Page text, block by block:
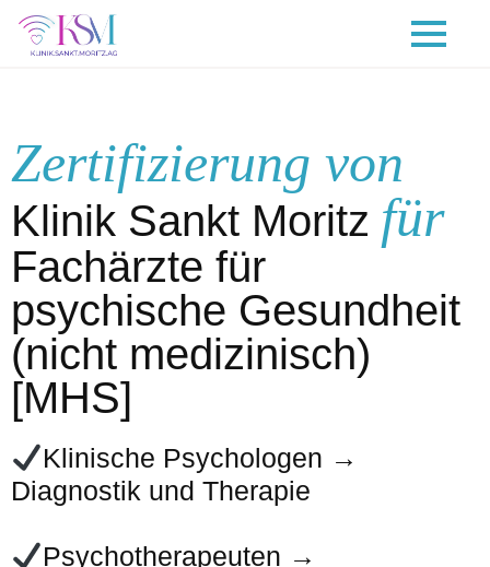
Zertifizierung von
Klinik Sankt Moritz für
Fachärzte für
psychische Gesundheit
(nicht medizinisch)
[MHS]
Klinische Psychologen →
Diagnostik und Therapie
Psychotherapeuten →